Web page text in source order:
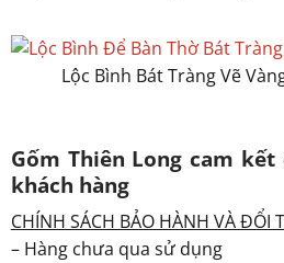
Lộc Bình Bát Tràng Vẽ
Gốm Thiên Long cam
khách hàng
CHÍNH SÁCH BẢO HÀNH VÀ ĐỔI
– Hàng chưa qua sử dụng